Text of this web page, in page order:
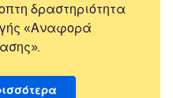
δραστηριότητα
«Αναφορά